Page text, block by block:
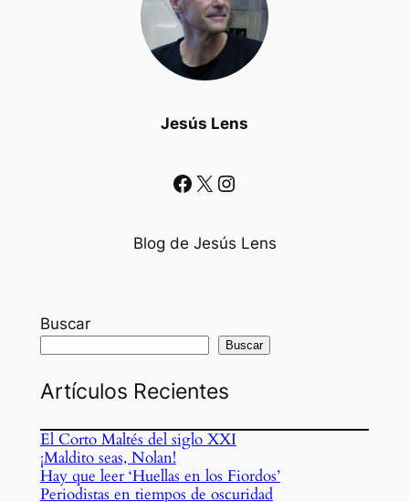
Jesús Lens
Facebook X Instagram
Blog de Jesús Lens
Buscar
Buscar
Artículos Recientes
El Corto Maltés del siglo XXI
¡Maldito seas, Nolan!
Hay que leer ‘Huellas en los Fiordos’
Periodistas en tiempos de oscuridad